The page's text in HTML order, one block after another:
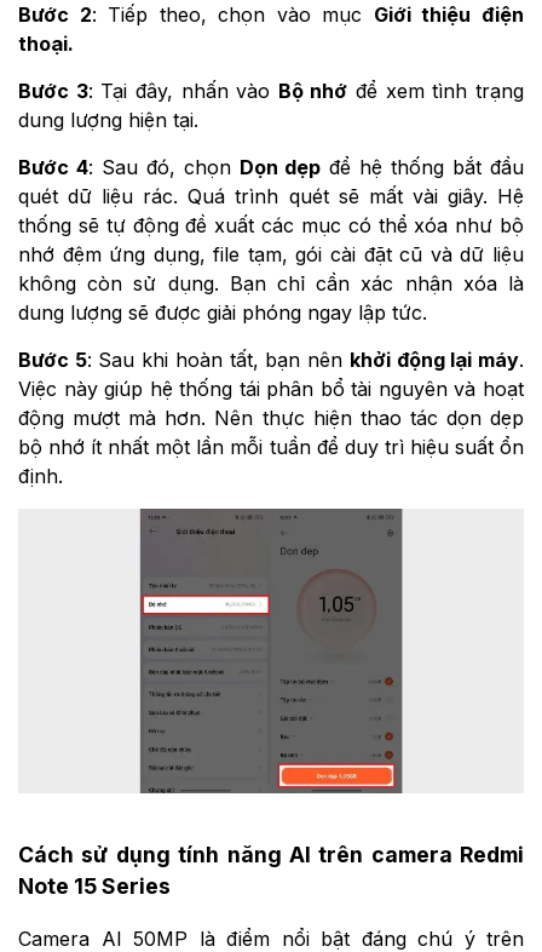
Bước 2: Tiếp theo, chọn vào mục Giới thiệu điện
thoại.
Bước 3: Tại đây, nhấn vào Bộ nhớ để xem tình trạng
dung lượng hiện tại.
Bước 4: Sau đó, chọn Dọn dẹp để hệ thống bắt đầu
quét dữ liệu rác. Quá trình quét sẽ mất vài giây. Hệ
thống sẽ tự động đề xuất các mục có thể xóa như bộ
nhớ đệm ứng dụng, file tạm, gói cài đặt cũ và dữ liệu
không còn sử dụng. Bạn chỉ cần xác nhận xóa là
dung lượng sẽ được giải phóng ngay lập tức.
Bước 5: Sau khi hoàn tất, bạn nên khởi động lại máy.
Việc này giúp hệ thống tái phân bổ tài nguyên và hoạt
động mượt mà hơn. Nên thực hiện thao tác dọn dẹp
bộ nhớ ít nhất một lần mỗi tuần để duy trì hiệu suất ổn
định.
Cách sử dụng tính năng AI trên camera Redmi
Note 15 Series
Camera AI 50MP là điểm nổi bật đáng chú ý trên